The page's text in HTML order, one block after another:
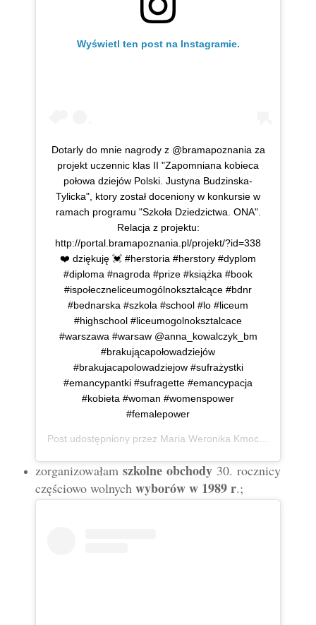
Wyświetl ten post na Instagramie.
Dotarly do mnie nagrody z @bramapoznania za
projekt uczennic klas II "Zapomniana kobieca
połowa dziejów Polski. Justyna Budzinska-
Tylicka", ktory został doceniony w konkursie w
ramach programu "Szkoła Dziedzictwa. ONA".
Relacja z projektu:
http://portal.bramapoznania.pl/projekt/?id=338
❤️ dziękuję 💓 #herstoria #herstory #dyplom
#diploma #nagroda #prize #książka #book
#ispołeczneliceumogólnokształcące #bdnr
#bednarska #szkola #school #lo #liceum
#highschool #liceumogolnoksztalcace
#warszawa #warsaw @anna_kowalczyk_bm
#brakującapołowadziejów
#brakujacapolowadziejow #sufrażystki
#emancypantki #sufragette #emancypacja
#kobieta #woman #womenspower
#femalepower
Post udostępniony przez Maria Weronika Kmoch
zorganizowałam szkolne obchody 30. rocznicy
częściowo wolnych wyborów w 1989 r.;